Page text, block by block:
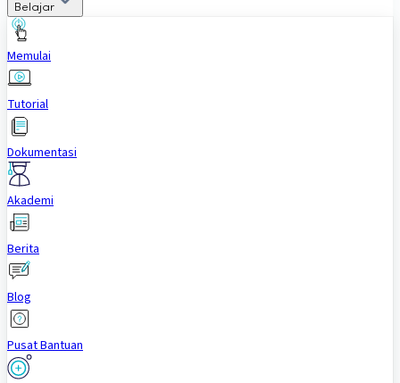
Belajar
Memulai
Tutorial
Dokumentasi
Akademi
Berita
Blog
Pusat Bantuan